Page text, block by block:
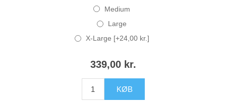
Medium
Large
X-Large [+24,00 kr.]
339,00 kr.
KØB